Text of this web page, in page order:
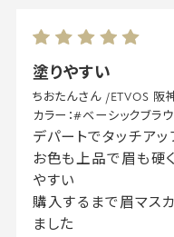
塗りやすい
ちおたんさん /ETVOS 阪
カラー：#ベーシックブラ
デパートでタッチア
お色も上品で眉も硬
やすい
購入するまで眉マス
ました